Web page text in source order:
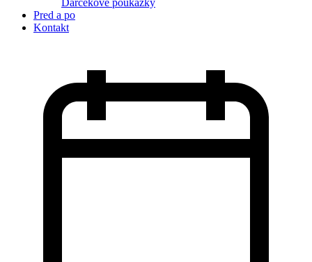
Darčekové poukážky
Pred a po
Kontakt